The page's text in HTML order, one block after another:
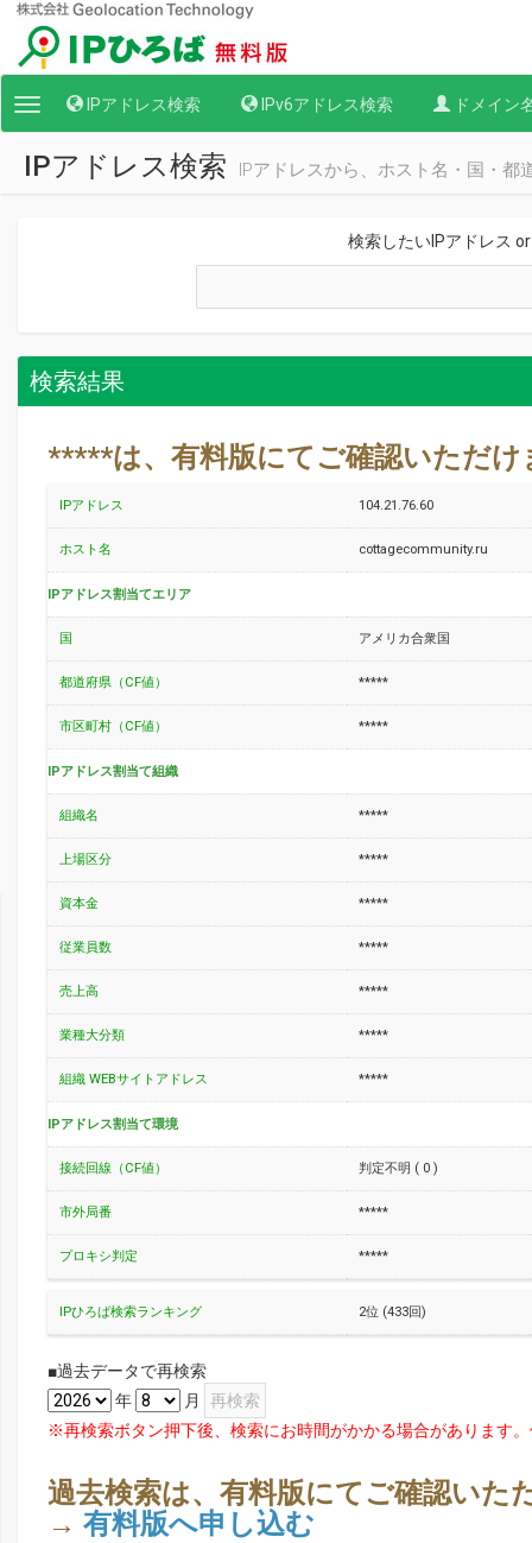
Toggle
navigation
IPアドレス検索 IPv6アドレス検索 ドメイン
IPアドレス検索 IPアドレスから、ホスト名・国・都
検索したいIPアドレス
検索結果
*****は、有料版にてご確認いただ
IPアドレス 104.21.76.60
ホスト名 cottagecommunity.ru
IPアドレス割当てエリア
国 アメリカ合衆国
都道府県（CF値） *****
市区町村（CF値） *****
IPアドレス割当て組織
組織名 *****
上場区分 *****
資本金 *****
従業員数 *****
売上高 *****
業種大分類 *****
組織 WEBサイトアドレス *****
IPアドレス割当て環境
接続回線（CF値） 判定不明 ( 0 )
市外局番 *****
プロキシ判定 *****
IPひろば検索ランキング 2位 (433回)
■過去データで再検索
年
月
※再検索ボタン押下後、検索にお時間がかかる場合があります
過去検索は、有料版にてご確認いた
→ 有料版へ申し込む